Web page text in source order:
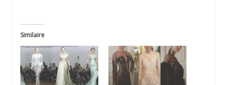
Similaire